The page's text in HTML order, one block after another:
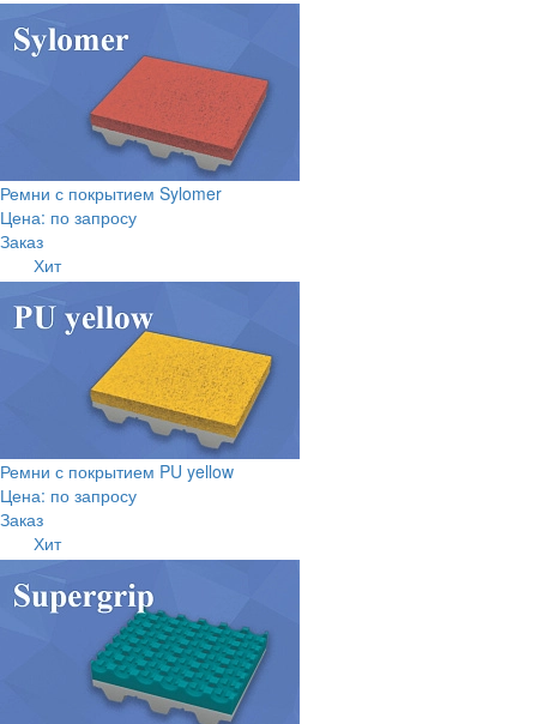
Ремни с покрытием Sylomer
Цена: по запросу
Заказ
Хит
Ремни с покрытием PU yellow
Цена: по запросу
Заказ
Хит